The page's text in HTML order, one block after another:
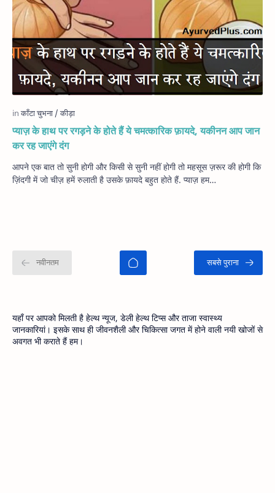
प्याज़ के हाथ पर रगड़ने के होते हैं ये चमत्कारिक फ़ायदे, यकीनन आप जान
कर रह जाएंगे दंग
आपने एक बात तो सुनी होगी और किसी से सुनी नहीं होगी तो महसूस ज़रूर की होगी कि
ज़िंदगी में जो चीज़ हमें रुलाती है उसके फ़ायदे बहुत होते हैं. प्याज़ हम…
यहाँ पर आपको मिलती है हेल्थ न्यूज, डेली हेल्थ टिप्स और ताजा स्वास्थ्य
जानकारियां। इसके साथ ही जीवनशैली और चिकित्सा जगत में होने वाली नयी खोजों से
अवगत भी कराते हैं हम।